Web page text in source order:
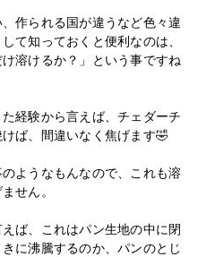
作られる国が違うなど色々違
て知っておくと便利なのは、
溶けるか？」という事ですね
経験から言えば、チェダーチ
ば、間違いなく焦げます🤣
ようなもんなので、これも溶
せん。
ば、これはパン生地の中に閉
に沸騰するのか、パンのとじ